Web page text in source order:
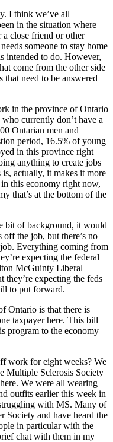
I think we’ve all—
in the situation where
close friend or other
someone to stay home
intended to do. However,
come from the other side
that need to be answered
in the province of Ontario
currently don’t have a
Ontarian men and
period, 16.5% of young
in this province right
anything to create jobs
actually, it makes it more
this economy right now,
that’s at the bottom of the
bit of background, it would
the job, but there’s no
Everything coming from
expecting the federal
McGuinty Liberal
they’re expecting the feds
to put forward.
Ontario is that there is
taxpayer here. This bill
program to the economy
work for eight weeks? We
Multiple Sclerosis Society
We were all wearing
outfits earlier this week in
with MS. Many of
Society and have heard the
in particular with the
chat with them in my